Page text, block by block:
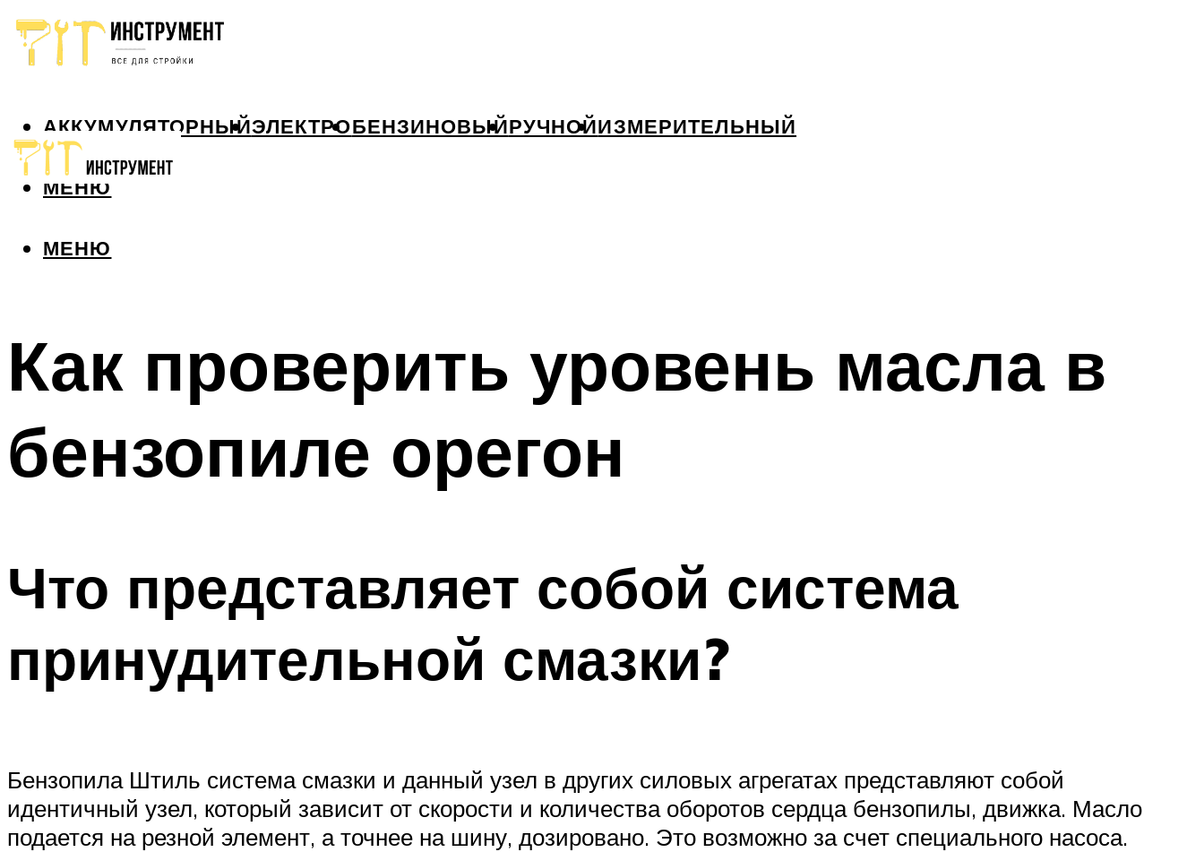
АККУМУЛЯТОРНЫЙЭЛЕКТРОБЕНЗИНОВЫЙРУЧНОЙИЗМЕРИТЕЛЬНЫЙ
МЕНЮ
МЕНЮ
Как проверить уровень масла в
бензопиле орегон
Что представляет собой система
принудительной смазки?
Бензопила Штиль система смазки и данный узел в других силовых агрегатах представляют собой
идентичный узел, который зависит от скорости и количества оборотов сердца бензопилы, движка. Масло
подается на резной элемент, а точнее на шину, дозировано. Это возможно за счет специального насоса.